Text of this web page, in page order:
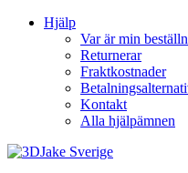
Hjälp
Var är min
Returnerar
Fraktkostnader
Kontakt
Alla hjälpämnen